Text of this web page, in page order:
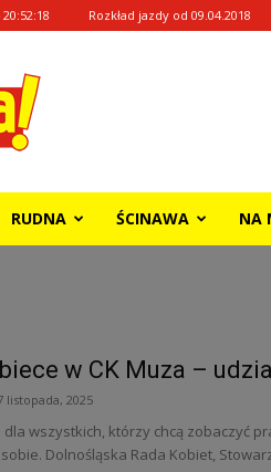
Rozkład jazdy od 09.04.2018
RUDNA ŚCINAWA NA
w CK Muza –
listopada, 2025
wszystkich, którzy chcą zobaczyć
Dolnośląska Rada Kobiet,